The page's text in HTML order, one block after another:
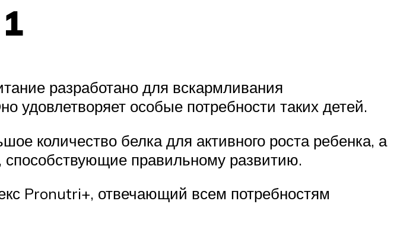
разработано для вскармливания
удовлетворяет особые потребности таких детей.
количество белка для активного роста ребенка, а
правильному развитию.
Pronutri+, отвечающий всем потребностям